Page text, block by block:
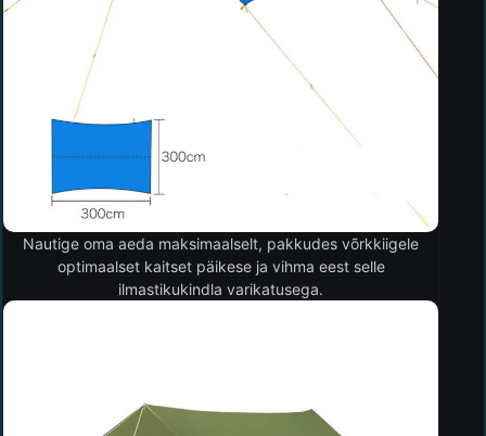
Nautige oma aeda maksimaalselt, pakkudes võrkkiigele
optimaalset kaitset päikese ja vihma eest selle
ilmastikukindla varikatusega.